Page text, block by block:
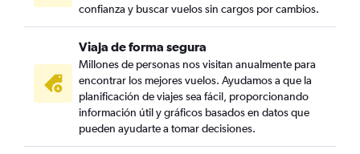
confianza y buscar vuelos sin cargos por cambios.
Viaja de forma segura
Millones de personas nos visitan anualmente para
encontrar los mejores vuelos. Ayudamos a que la
planificación de viajes sea fácil, proporcionando
información útil y gráficos basados en datos que
pueden ayudarte a tomar decisiones.